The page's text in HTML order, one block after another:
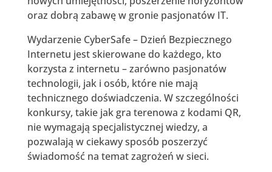
oraz dobrą zabawę w gronie pasjonatów IT.
Wydarzenie CyberSafe – Dzień Bezpiecznego
Internetu jest skierowane do każdego, kto
korzysta z internetu – zarówno pasjonatów
technologii, jak i osób, które nie mają
technicznego doświadczenia. W szczególności
konkursy, takie jak gra terenowa z kodami QR,
nie wymagają specjalistycznej wiedzy, a
pozwalają w ciekawy sposób poszerzyć
świadomość na temat zagrożeń w sieci.